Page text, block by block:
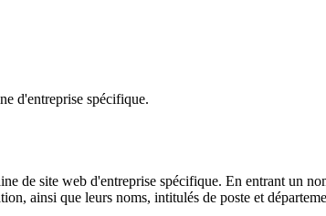
d'entreprise spécifique.
de site web d'entreprise spécifique. En entrant un
ainsi que leurs noms, intitulés de poste et